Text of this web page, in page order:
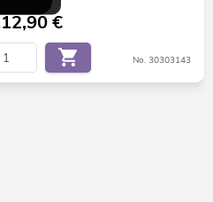
€
No. 30303143